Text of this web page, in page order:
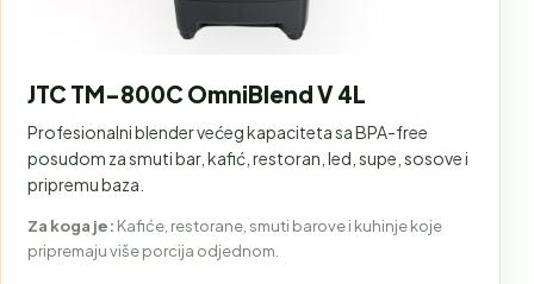
JTC TM-800C OmniBlend V 4L
Profesionalni blender većeg kapaciteta sa BPA-free
posudom za smuti bar, kafić, restoran, led, supe, sosove i
pripremu baza.
Za koga je: Kafiće, restorane, smuti barove i kuhinje koje
pripremaju više porcija odjednom.